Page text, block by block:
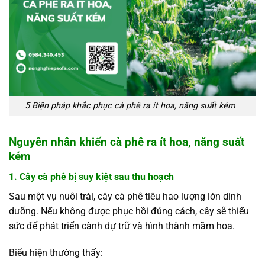
5 Biện pháp khắc phục cà phê ra ít hoa, năng suất kém
Nguyên nhân khiến cà phê ra ít hoa, năng suất
kém
1. Cây cà phê bị suy kiệt sau thu hoạch
Sau một vụ nuôi trái, cây cà phê tiêu hao lượng lớn dinh
dưỡng. Nếu không được phục hồi đúng cách, cây sẽ thiếu
sức để phát triển cành dự trữ và hình thành mầm hoa.
Biểu hiện thường thấy: